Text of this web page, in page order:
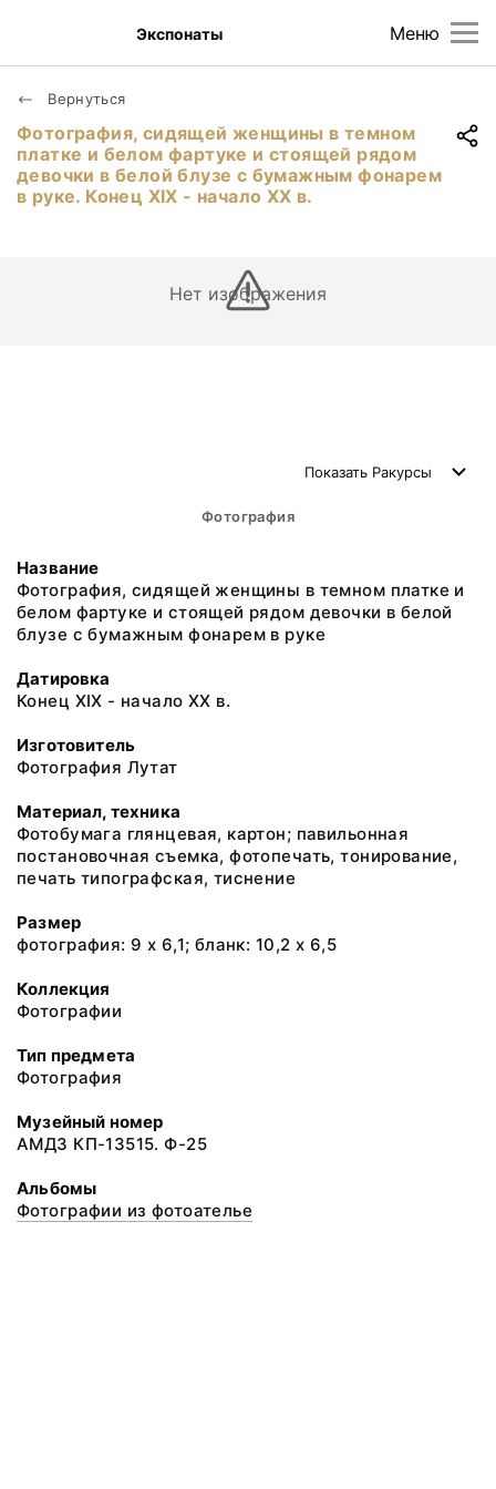
Меню
Экспонаты
Вернуться
Фотография, сидящей женщины в темном
платке и белом фартуке и стоящей рядом
девочки в белой блузе с бумажным фонарем
в руке. Конец ХIХ - начало ХХ в.
Нет изображения
Показать Ракурсы
Фотография
Название
Фотография, сидящей женщины в темном платке и
белом фартуке и стоящей рядом девочки в белой
блузе с бумажным фонарем в руке
Датировка
Конец ХIХ - начало ХХ в.
Изготовитель
Фотография Лутат
Материал, техника
Фотобумага глянцевая, картон; павильонная
постановочная съемка, фотопечать, тонирование,
печать типографская, тиснение
Размер
фотография: 9 х 6,1; бланк: 10,2 х 6,5
Коллекция
Фотографии
Тип предмета
Фотография
Музейный номер
АМДЗ КП-13515. Ф-25
Альбомы
Фотографии из фотоателье